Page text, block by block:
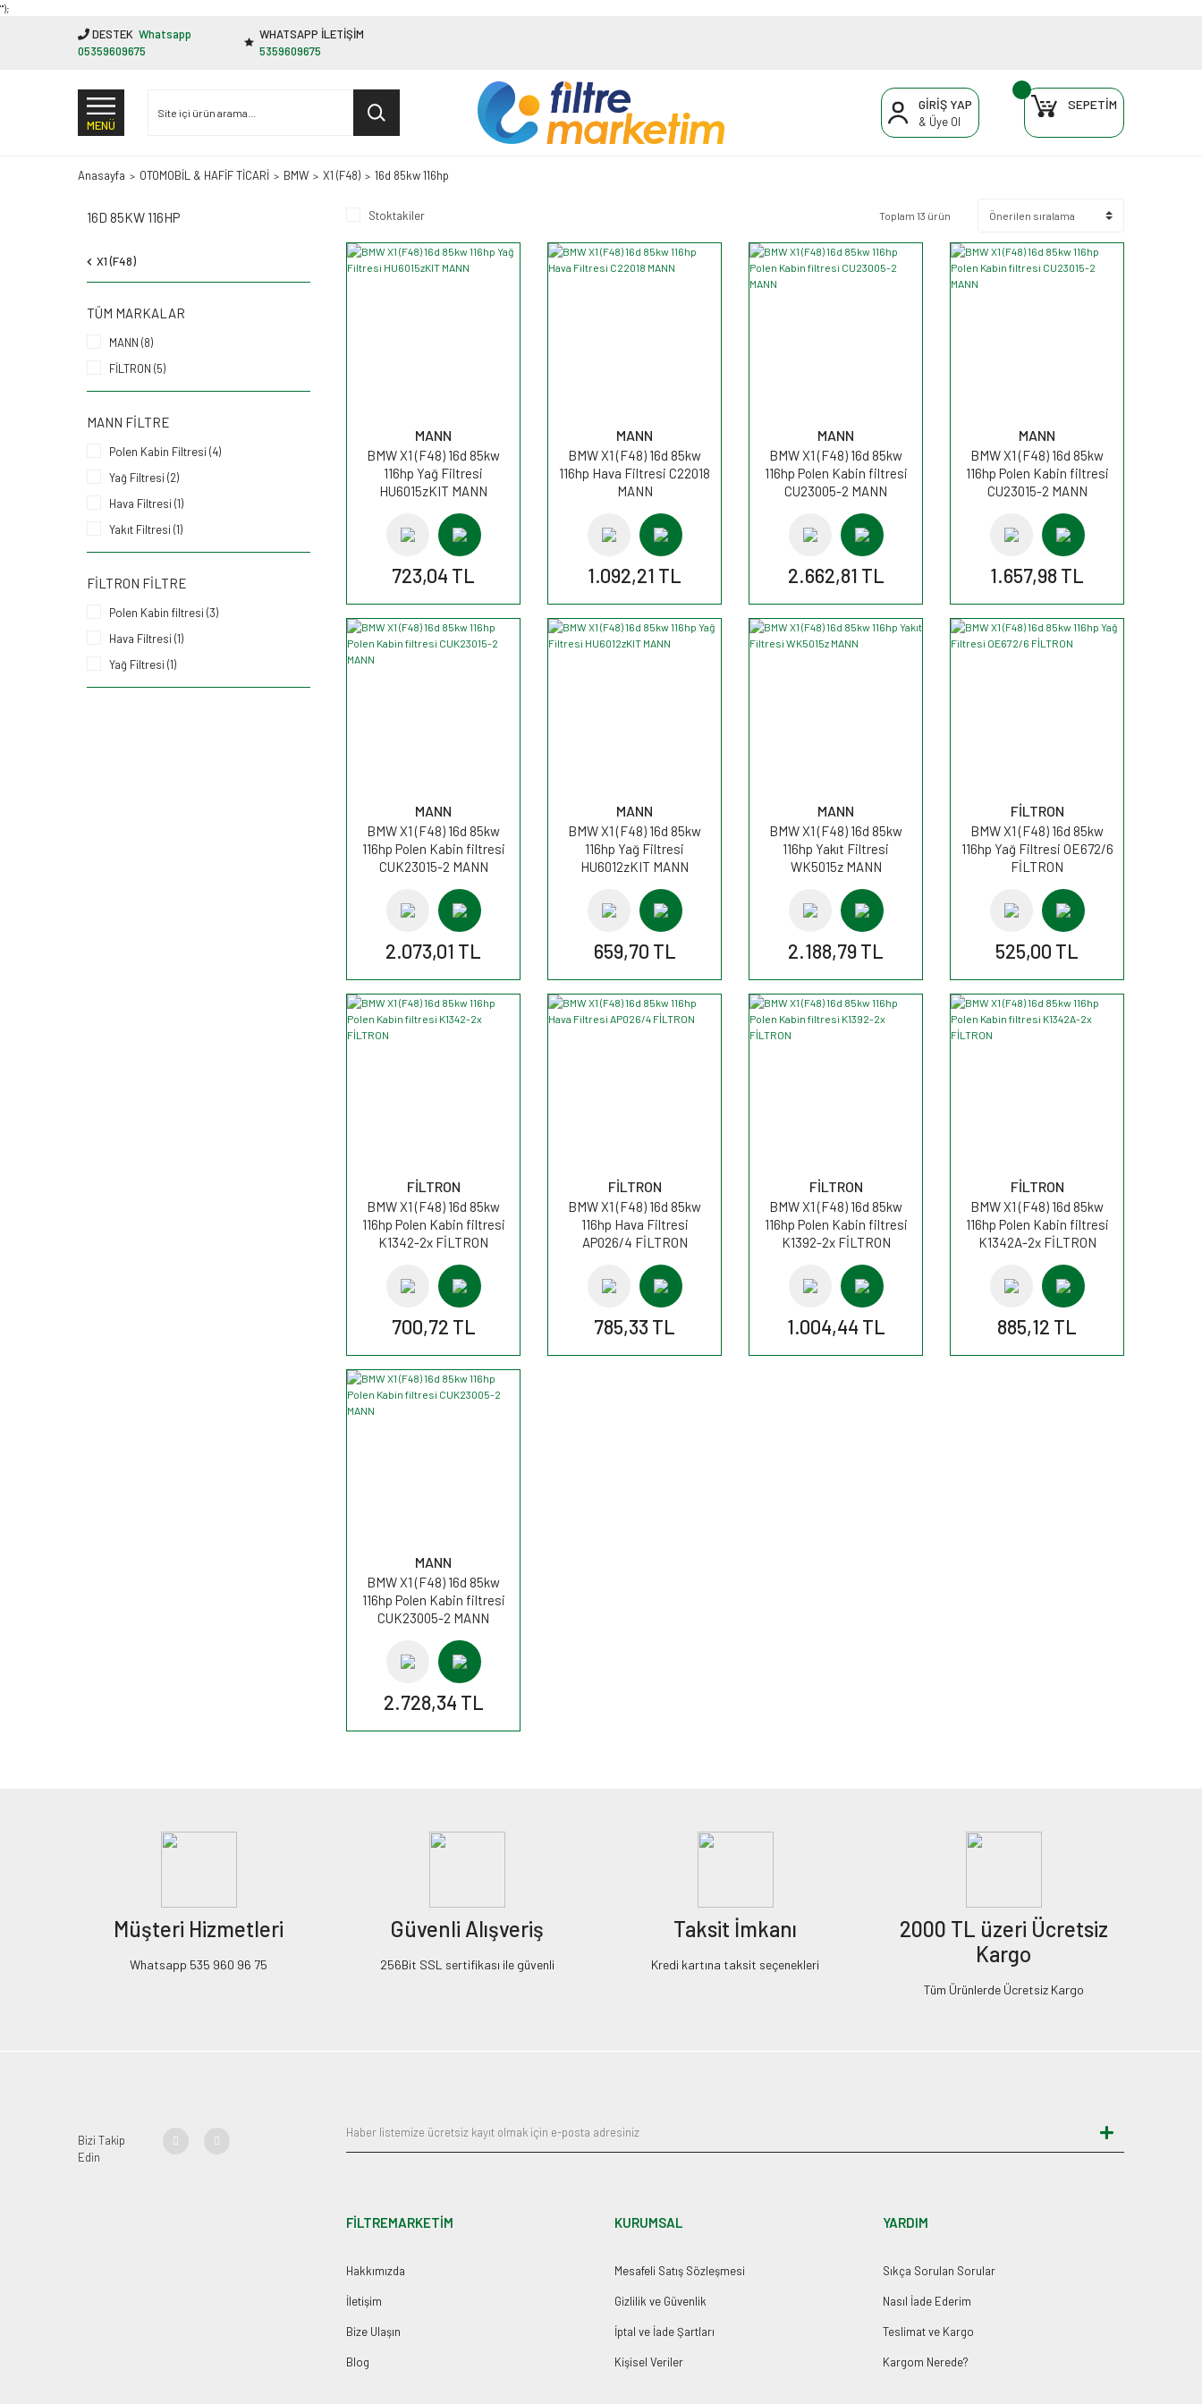
"');
DESTEK Whatsapp
05359609675
WHATSAPP İLETİŞİM
5359609675
MENÜ
GİRİŞ YAP
& Üye Ol
SEPETİM
Anasayfa OTOMOBİL & HAFİF TİCARİ BMW X1 (F48) 16d 85kw 116hp
16D 85KW 116HP
X1 (F48)
TÜM MARKALAR
MANN (8)
FİLTRON (5)
MANN FILTRE
Polen Kabin Filtresi (4)
Yağ Filtresi (2)
Hava Filtresi (1)
Yakıt Filtresi (1)
FILTRON FILTRE
Polen Kabin filtresi (3)
Hava Filtresi (1)
Yağ Filtresi (1)
Stoktakiler Toplam 13 ürün
MANN
BMW X1 (F48) 16d 85kw
116hp Yağ Filtresi
HU6015zKIT MANN
723,04 TL
MANN
BMW X1 (F48) 16d 85kw
116hp Hava Filtresi C22018
MANN
1.092,21 TL
MANN
BMW X1 (F48) 16d 85kw
116hp Polen Kabin filtresi
CU23005-2 MANN
2.662,81 TL
MANN
BMW X1 (F48) 16d 85kw
116hp Polen Kabin filtresi
CU23015-2 MANN
1.657,98 TL
MANN
BMW X1 (F48) 16d 85kw
116hp Polen Kabin filtresi
CUK23015-2 MANN
2.073,01 TL
MANN
BMW X1 (F48) 16d 85kw
116hp Yağ Filtresi
HU6012zKIT MANN
659,70 TL
MANN
BMW X1 (F48) 16d 85kw
116hp Yakıt Filtresi
WK5015z MANN
2.188,79 TL
FİLTRON
BMW X1 (F48) 16d 85kw
116hp Yağ Filtresi OE672/6
FİLTRON
525,00 TL
FİLTRON
BMW X1 (F48) 16d 85kw
116hp Polen Kabin filtresi
K1342-2x FİLTRON
700,72 TL
FİLTRON
BMW X1 (F48) 16d 85kw
116hp Hava Filtresi
AP026/4 FİLTRON
785,33 TL
FİLTRON
BMW X1 (F48) 16d 85kw
116hp Polen Kabin filtresi
K1392-2x FİLTRON
1.004,44 TL
FİLTRON
BMW X1 (F48) 16d 85kw
116hp Polen Kabin filtresi
K1342A-2x FİLTRON
885,12 TL
MANN
BMW X1 (F48) 16d 85kw
116hp Polen Kabin filtresi
CUK23005-2 MANN
2.728,34 TL
Müşteri Hizmetleri
Whatsapp 535 960 96 75
Güvenli Alışveriş
256Bit SSL sertifikası ile güvenli
Taksit İmkanı
Kredi kartına taksit seçenekleri
2000 TL üzeri Ücretsiz
Kargo
Tüm Ürünlerde Ücretsiz Kargo
Bizi Takip
Edin
FİLTREMARKETİM
Hakkımızda
İletişim
Bize Ulaşın
Blog
KURUMSAL
Mesafeli Satış Sözleşmesi
Gizlilik ve Güvenlik
İptal ve İade Şartları
Kişisel Veriler
YARDIM
Sıkça Sorulan Sorular
Nasıl İade Ederim
Teslimat ve Kargo
Kargom Nerede?